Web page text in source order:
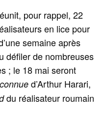
pour rappel, 22
en lice pour
semaine après
défiler de nombreuses
; le 18 mai seront
d’Arthur Harari,
du réalisateur roumain